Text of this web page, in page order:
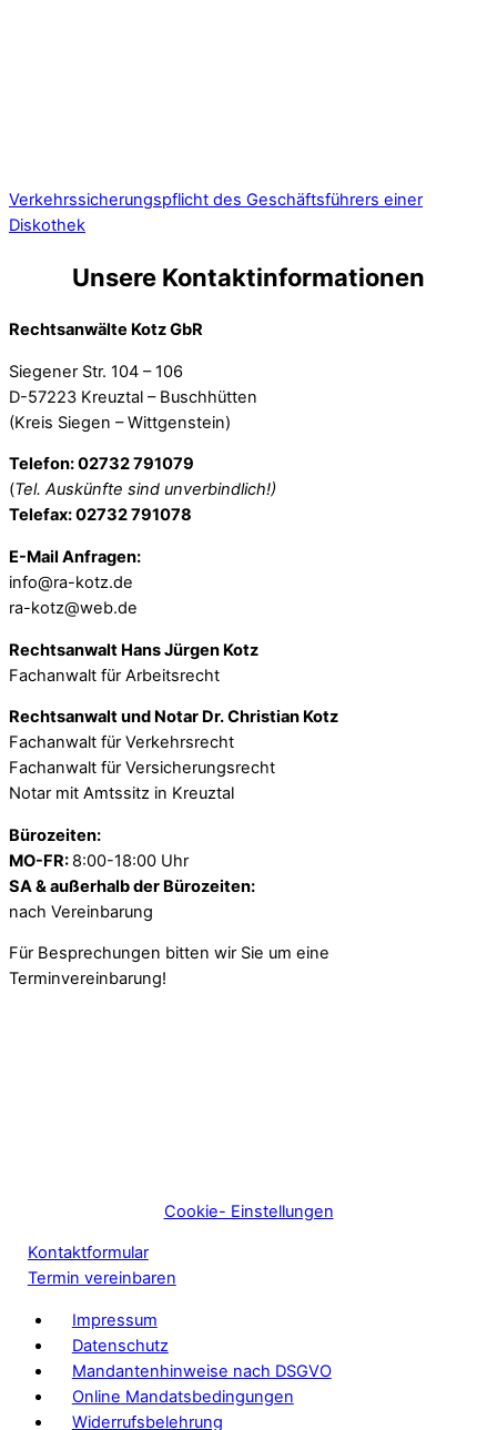
Verkehrssicherungspflicht des Geschäftsführers einer
Diskothek
Unsere Kontaktinformationen
Rechtsanwälte Kotz GbR
Siegener Str. 104 – 106
D-57223 Kreuztal – Buschhütten
(Kreis Siegen – Wittgenstein)
Telefon: 02732 791079
(Tel. Auskünfte sind unverbindlich!)
Telefax: 02732 791078
E-Mail Anfragen:
info@ra-kotz.de
ra-kotz@web.de
Rechtsanwalt Hans Jürgen Kotz
Fachanwalt für Arbeitsrecht
Rechtsanwalt und Notar Dr. Christian Kotz
Fachanwalt für Verkehrsrecht
Fachanwalt für Versicherungsrecht
Notar mit Amtssitz in Kreuztal
Bürozeiten:
MO-FR: 8:00-18:00 Uhr
SA & außerhalb der Bürozeiten:
nach Vereinbarung
Für Besprechungen bitten wir Sie um eine
Terminvereinbarung!
Cookie- Einstellungen
Kontaktformular
Termin vereinbaren
Impressum
Datenschutz
Mandantenhinweise nach DSGVO
Online Mandatsbedingungen
Widerrufsbelehrung